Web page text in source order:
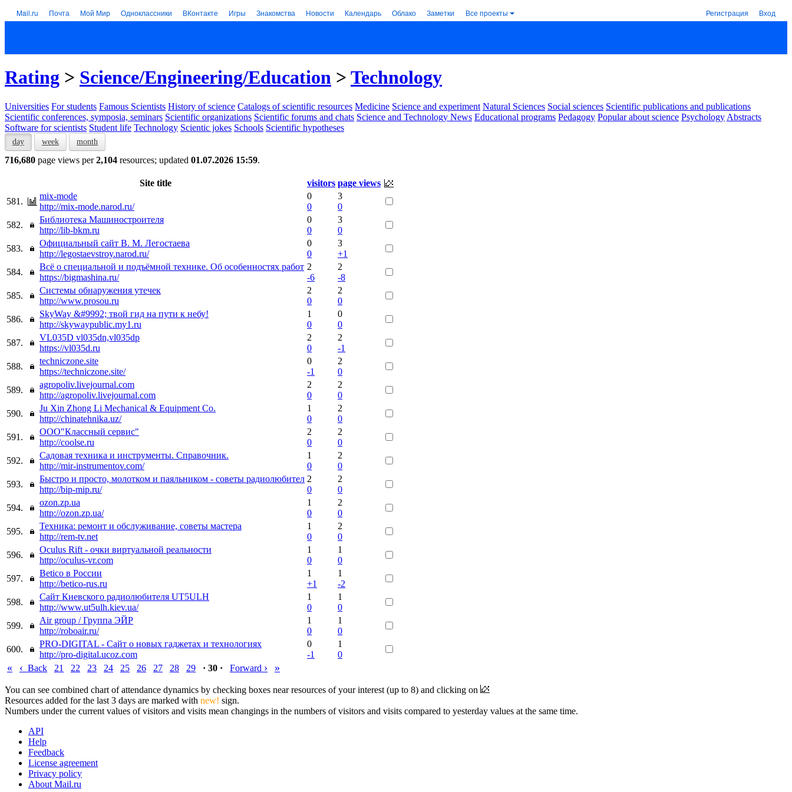
Mail.ru Почта Мой Мир Одноклассники ВКонтакте Игры Знакомства Новости Календарь Облако Заметки Все проекты Регистрация Вход
Rating > Science/Engineering/Education > Technology
Universities For students Famous Scientists History of science Catalogs of scientific resources Medicine Science and experiment Natural Sciences Social sciences Scientific publications and publications
Scientific conferences, symposia, seminars Scientific organizations Scientific forums and chats Science and Technology News Educational programs Pedagogy Popular about science Psychology Abstracts
Software for scientists Student life Technology Scientic jokes Schools Scientific hypotheses
day week month
716,680 page views per2,104 resources; updated 01.07.2026 15:59.
Site title visitors page views
581.
mix-mode
http://mix-mode.narod.ru/
0
0
3
0
582.
Библиотека Машиностроителя
http://lib-bkm.ru
0
0
3
0
583.
Официальный сайт В. М. Легостаева
http://legostaevstroy.narod.ru/
0
0
3
+1
584.
Всё о специальной и подъёмной технике. Об особенностях работ
https://bigmashina.ru/
2
-6
2
-8
585.
Системы обнаружения утечек
http://www.prosou.ru
2
0
2
0
586.
SkyWay &#9992; твой гид на пути к небу!
http://skywaypublic.my1.ru
1
0
0
0
587.
VL035D vl035dn,vl035dp
https://vl035d.ru
2
0
2
-1
588.
techniczone.site
https://techniczone.site/
0
-1
2
0
589.
agropoliv.livejournal.com
http://agropoliv.livejournal.com
2
0
2
0
590.
Ju Xin Zhong Li Mechanical & Equipment Co.
http://chinatehnika.uz/
1
0
2
0
591.
ООО"Классный сервис"
http://coolse.ru
2
0
2
0
592.
Садовая техника и инструменты. Справочник.
http://mir-instrumentov.com/
1
0
2
0
593.
Быстро и просто, молотком и паяльником - советы радиолюбител
http://bip-mip.ru/
2
0
2
0
594.
ozon.zp.ua
http://ozon.zp.ua/
1
0
2
0
595.
Техника: ремонт и обслуживание, советы мастера
http://rem-tv.net
1
0
2
0
596.
Oculus Rift - очки виртуальной реальности
http://oculus-vr.com
1
0
1
0
597.
Betico в России
http://betico-rus.ru
1
+1
1
-2
598.
Сайт Киевского радиолюбителя UT5ULH
http://www.ut5ulh.kiev.ua/
1
0
1
0
599.
Air group / Группа ЭЙР
http://roboair.ru/
1
0
1
0
600.
PRO-DIGITAL - Сайт о новых гаджетах и технологиях
http://pro-digital.ucoz.com
0
-1
1
0
« ‹ Back 21 22 23 24 25 26 27 28 29 · 30 · Forward › »
You can see combined chart of attendance dynamics by checking boxes near resources of your interest (up to 8) and clicking on
Resources added for the last 3 days are marked with new! sign.
Numbers under the current values of visitors and visits mean changings in the numbers of visitors and visits compared to yesterday values at the same time.
API
Help
Feedback
License agreement
Privacy policy
About Mail.ru